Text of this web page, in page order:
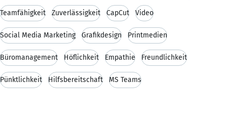
Teamfähigkeit Zuverlässigkeit CapCut Video
Social Media Marketing Grafikdesign Printmedien
Büromanagement Höflichkeit Empathie Freundlichkeit
Pünktlichkeit Hilfsbereitschaft MS Teams